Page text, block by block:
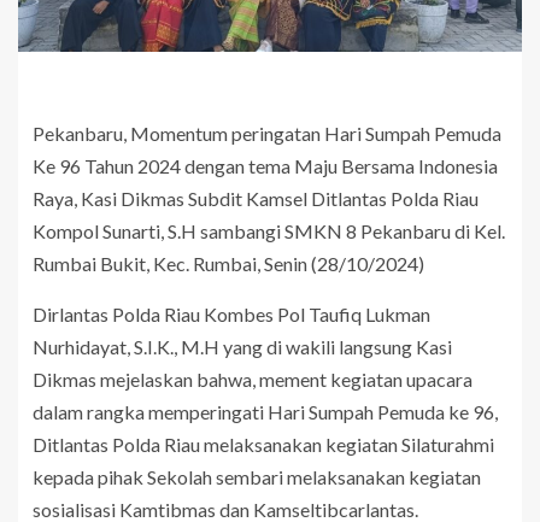
Pekanbaru, Momentum peringatan Hari Sumpah Pemuda
Ke 96 Tahun 2024 dengan tema Maju Bersama Indonesia
Raya, Kasi Dikmas Subdit Kamsel Ditlantas Polda Riau
Kompol Sunarti, S.H sambangi SMKN 8 Pekanbaru di Kel.
Rumbai Bukit, Kec. Rumbai, Senin (28/10/2024)
Dirlantas Polda Riau Kombes Pol Taufiq Lukman
Nurhidayat, S.I.K., M.H yang di wakili langsung Kasi
Dikmas mejelaskan bahwa, mement kegiatan upacara
dalam rangka memperingati Hari Sumpah Pemuda ke 96,
Ditlantas Polda Riau melaksanakan kegiatan Silaturahmi
kepada pihak Sekolah sembari melaksanakan kegiatan
sosialisasi Kamtibmas dan Kamseltibcarlantas.